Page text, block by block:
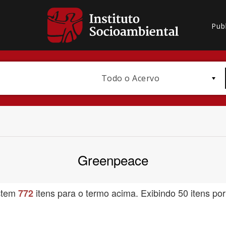
Todo o Acervo
Greenpeace
772 itens para o termo acima. Exibindo 50 itens